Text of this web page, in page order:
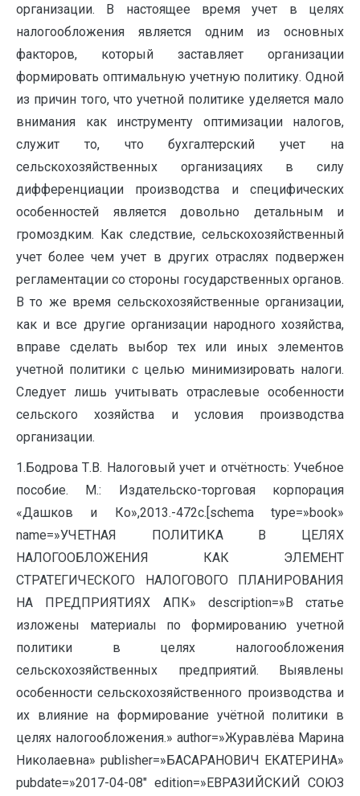
организации. В настоящее время учет в целях
налогообложения является одним из основных
факторов, который заставляет организации
формировать оптимальную учетную политику. Одной
из причин того, что учетной политике уделяется мало
внимания как инструменту оптимизации налогов,
служит то, что бухгалтерский учет на
сельскохозяйственных организациях в силу
дифференциации производства и специфических
особенностей является довольно детальным и
громоздким. Как следствие, сельскохозяйственный
учет более чем учет в других отраслях подвержен
регламентации со стороны государственных органов.
В то же время сельскохозяйственные организации,
как и все другие организации народного хозяйства,
вправе сделать выбор тех или иных элементов
учетной политики с целью минимизировать налоги.
Следует лишь учитывать отраслевые особенности
сельского хозяйства и условия производства
организации.
1.Бодрова Т.В. Налоговый учет и отчётность: Учебное
пособие. М.: Издательско-торговая корпорация
«Дашков и Ко»,2013.-472с.[schema type=»book»
name=»УЧЕТНАЯ ПОЛИТИКА В ЦЕЛЯХ
НАЛОГООБЛОЖЕНИЯ КАК ЭЛЕМЕНТ
СТРАТЕГИЧЕСКОГО НАЛОГОВОГО ПЛАНИРОВАНИЯ
НА ПРЕДПРИЯТИЯХ АПК» description=»В статье
изложены материалы по формированию учетной
политики в целях налогообложения
сельскохозяйственных предприятий. Выявлены
особенности сельскохозяйственного производства и
их влияние на формирование учётной политики в
целях налогообложения.» author=»Журавлёва Марина
Николаевна» publisher=»БАСАРАНОВИЧ ЕКАТЕРИНА»
pubdate=»2017-04-08″ edition=»ЕВРАЗИЙСКИЙ СОЮЗ